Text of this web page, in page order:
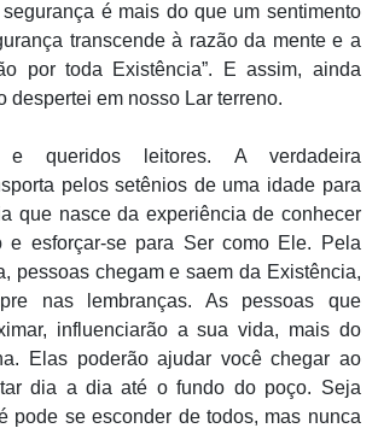
é mais do que um sentimento
transcende à razão da mente e a
por toda Existência”. E assim, ainda
despertei em nosso Lar terreno.
e queridos leitores. A verdadeira
pelos setênios de uma idade para
que nasce da experiência de conhecer
e esforçar-se para Ser como Ele. Pela
pessoas chegam e saem da Existência,
nas lembranças. As pessoas que
influenciarão a sua vida, mais do
Elas poderão ajudar você chegar ao
dia a dia até o fundo do poço. Seja
pode se esconder de todos, mas nunca